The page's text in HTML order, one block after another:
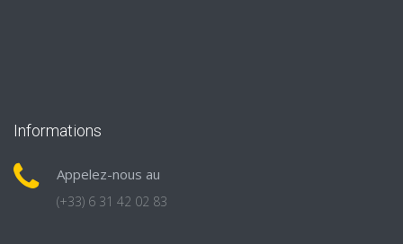
Informations
Appelez-nous au
(+33) 6 31 42 02 83